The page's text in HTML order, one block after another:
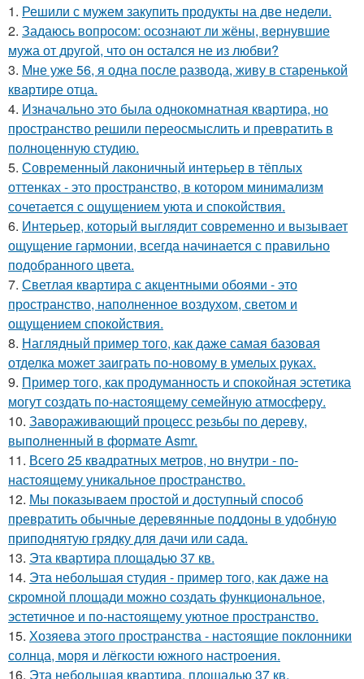
1. Решили с мужем закупить продукты на две недели.
2. Задаюсь вопросом: осознают ли жёны, вернувшие
мужа от другой, что он остался не из любви?
3. Мне уже 56, я одна после развода, живу в старенькой
квартире отца.
4. Изначально это была однокомнатная квартира, но
пространство решили переосмыслить и превратить в
полноценную студию.
5. Современный лаконичный интерьер в тёплых
оттенках - это пространство, в котором минимализм
сочетается с ощущением уюта и спокойствия.
6. Интерьер, который выглядит современно и вызывает
ощущение гармонии, всегда начинается с правильно
подобранного цвета.
7. Светлая квартира с акцентными обоями - это
пространство, наполненное воздухом, светом и
ощущением спокойствия.
8. Наглядный пример того, как даже самая базовая
отделка может заиграть по-новому в умелых руках.
9. Пример того, как продуманность и спокойная эстетика
могут создать по-настоящему семейную атмосферу.
10. Завораживающий процесс резьбы по дереву,
выполненный в формате Asmr.
11. Всего 25 квадратных метров, но внутри - по-
настоящему уникальное пространство.
12. Мы показываем простой и доступный способ
превратить обычные деревянные поддоны в удобную
приподнятую грядку для дачи или сада.
13. Эта квартира площадью 37 кв.
14. Эта небольшая студия - пример того, как даже на
скромной площади можно создать функциональное,
эстетичное и по-настоящему уютное пространство.
15. Хозяева этого пространства - настоящие поклонники
солнца, моря и лёгкости южного настроения.
16. Эта небольшая квартира, площадью 37 кв.